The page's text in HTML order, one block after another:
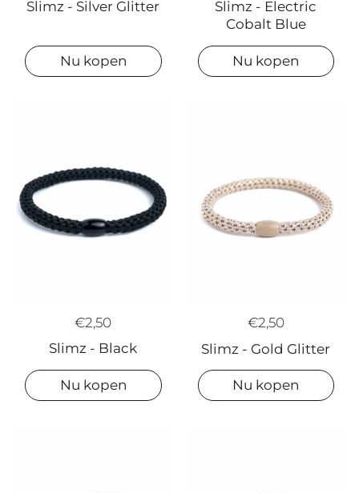
Slimz - Silver Glitter
Nu kopen
Slimz - Electric
Cobalt Blue
Nu kopen
€2,50
Slimz - Black
Nu kopen
€2,50
Slimz - Gold Glitter
Nu kopen